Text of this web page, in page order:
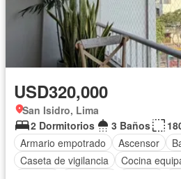
USD320,000
San Isidro, Lima
2 Dormitorios
3 Baños
Armario empotrado
Ascensor
Caseta de vigilancia
Cocina